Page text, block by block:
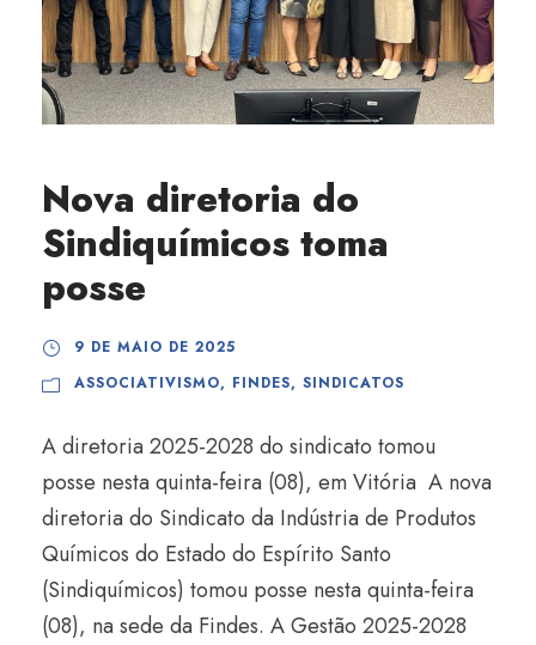
Nova diretoria do
Sindiquímicos toma
posse
9 DE MAIO DE 2025
ASSOCIATIVISMO, FINDES, SINDICATOS
A diretoria 2025-2028 do sindicato tomou
posse nesta quinta-feira (08), em Vitória A nova
diretoria do Sindicato da Indústria de Produtos
Químicos do Estado do Espírito Santo
(Sindiquímicos) tomou posse nesta quinta-feira
(08), na sede da Findes. A Gestão 2025-2028